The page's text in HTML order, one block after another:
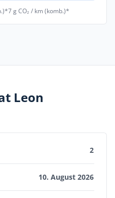
7 g CO₂ / km (komb.)*
Leon
2
10. August 2026